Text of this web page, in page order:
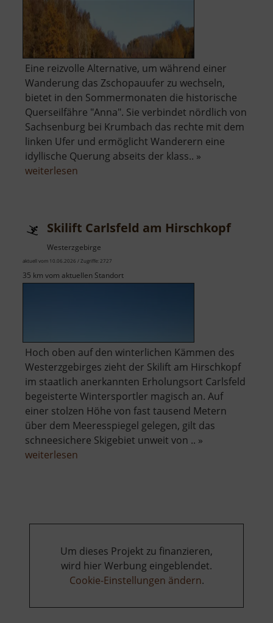
Eine reizvolle Alternative, um während einer
Wanderung das Zschopauufer zu wechseln,
bietet in den Sommermonaten die historische
Querseilfähre "Anna". Sie verbindet nördlich von
Sachsenburg bei Krumbach das rechte mit dem
linken Ufer und ermöglicht Wanderern eine
idyllische Querung abseits der klass.. »
weiterlesen
Skilift Carlsfeld am Hirschkopf
Westerzgebirge
aktuell vom 10.06.2026 / Zugriffe: 2727
35 km vom aktuellen Standort
Hoch oben auf den winterlichen Kämmen des
Westerzgebirges zieht der Skilift am Hirschkopf
im staatlich anerkannten Erholungsort Carlsfeld
begeisterte Wintersportler magisch an. Auf
einer stolzen Höhe von fast tausend Metern
über dem Meeresspiegel gelegen, gilt das
schneesichere Skigebiet unweit von .. »
weiterlesen
Um dieses Projekt zu finanzieren,
wird hier Werbung eingeblendet.
Cookie-Einstellungen ändern.